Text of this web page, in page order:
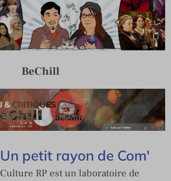
BeChill
Un petit rayon de Com'
Culture RP est un laboratoire de